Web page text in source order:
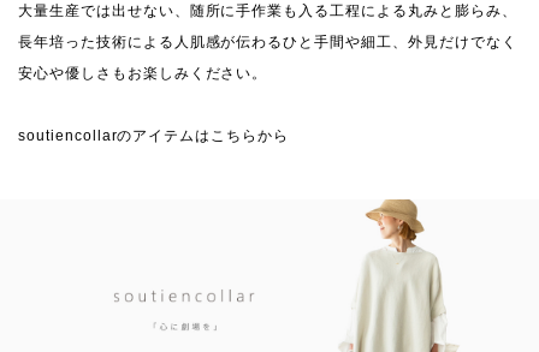
大量生産では出せない、随所に手作業も入る工程による丸みと膨らみ、
長年培った技術による人肌感が伝わるひと手間や細工、外見だけでなく
安心や優しさもお楽しみください。
soutiencollarのアイテムはこちらから